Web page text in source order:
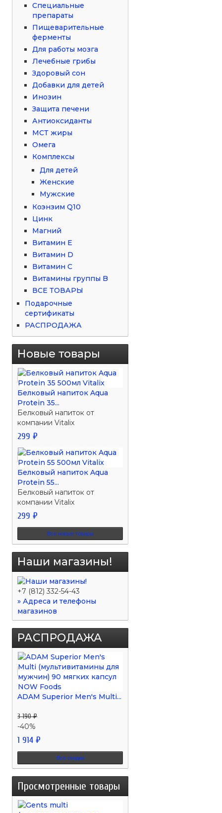
Специальные
препараты
Пищеварительные
ферменты
Для работы мозга
Лечебные грибы
Здоровый сон
Добавки для детей
Инозин
Защита печени
Антиоксиданты
МСТ жиры
Омега
Комплексы
Для детей
Женские
Мужские
Коэнзим Q10
Цинк
Магний
Витамин Е
Витамин D
Витамин С
Витамины группы B
ВСЕ ТОВАРЫ
Подарочные
сертификаты
РАСПРОДАЖА
Новые товары
Белковый напиток Aqua
Protein 35...
Белковый напиток от
компании Vitalix
299 ₽
Белковый напиток Aqua
Protein 55...
Белковый напиток от
компании Vitalix
299 ₽
Все новые товары
Наши магазины!
+7 (812) 332-54-43
» Адреса и телефоны
магазинов
РАСПРОДАЖА
ADAM Superior Men's Multi...
3 190 ₽
-40%
1 914 ₽
Все скидки
Просмотренные товары